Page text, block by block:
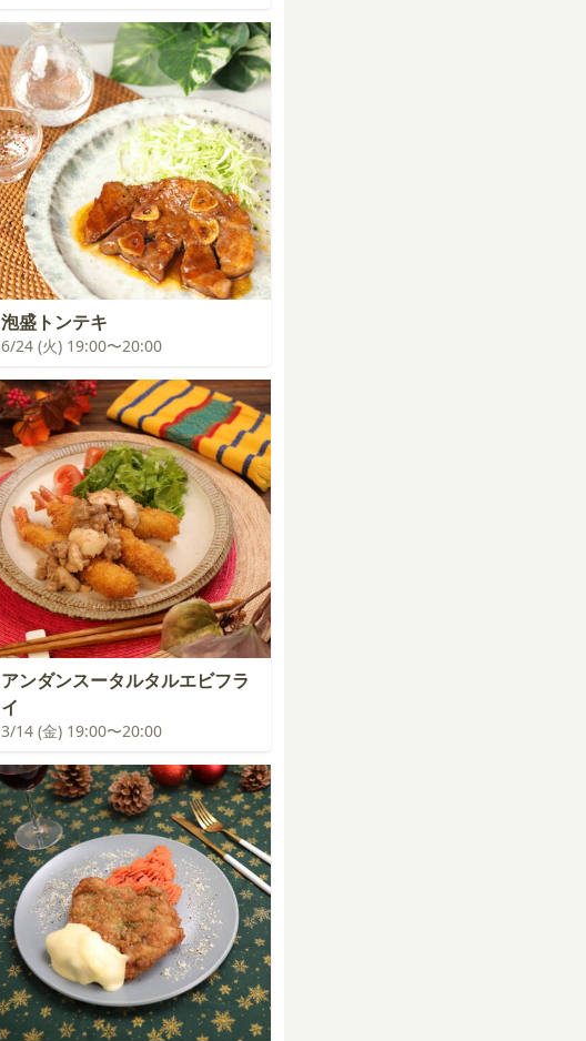
泡盛トンテキ
6/24 (火) 19:00〜20:00
アンダンスータルタルエビフラ
イ
3/14 (金) 19:00〜20:00